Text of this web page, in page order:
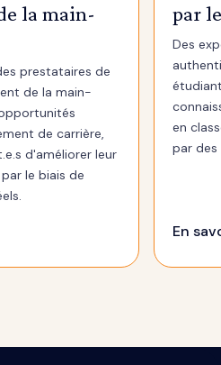
la main-
prestataires de
de la main-
de carrière,
d'améliorer leur
le biais de
par
Des
en
par des
En